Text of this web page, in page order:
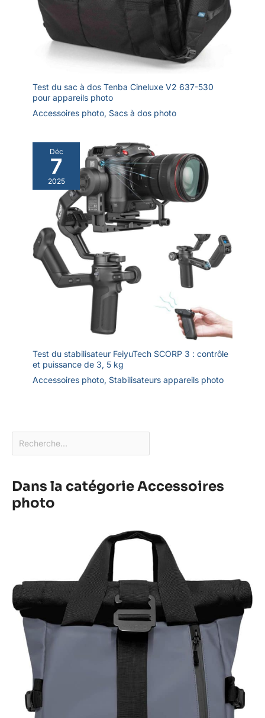
Test du sac à dos Tenba Cineluxe V2 637-530
pour appareils photo
Accessoires photo, Sacs à dos photo
Déc
7
2025
Test du stabilisateur FeiyuTech SCORP 3 : contrôle
et puissance de 3, 5 kg
Accessoires photo, Stabilisateurs appareils photo
Dans la catégorie Accessoires
photo